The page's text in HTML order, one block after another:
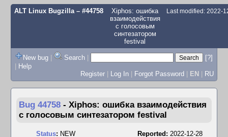
ALT Linux Bugzilla– #44758
Xiphos: ошибка
взаимодействия
с голосовым
синтезатором
festival
Last modified: 2022-
New bug | Search |
[?]
| Help
Register | Log In | Forgot Password | EN | RU
Bug 44758 - Xiphos: ошибка взаимодействия
с голосовым синтезатором festival
Status: NEW Reported: 2022-12-28